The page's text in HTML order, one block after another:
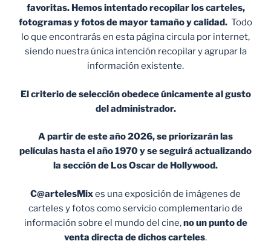
favoritas. Hemos intentado recopilar los carteles,
fotogramas y fotos de mayor tamaño y calidad. Todo
lo que encontrarás en esta página circula por internet,
siendo nuestra única intención recopilar y agrupar la
información existente.
El criterio de selección obedece únicamente al gusto
del administrador.
A partir de este año 2026, se priorizarán las
películas hasta el año 1970 y se seguirá actualizando
la sección de Los Oscar de Hollywood.
C@artelesMixes una exposición de imágenes de
carteles y fotos como servicio complementario de
información sobre el mundo del cine,no un punto de
venta directa de dichos carteles.